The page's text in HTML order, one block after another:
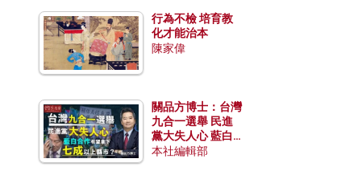
行為不檢 培育教
化才能治本
陳家偉
關品方博士：台灣
九合一選舉 民進
黨大失人心 藍白
合作有望拿下七成
本社編輯部